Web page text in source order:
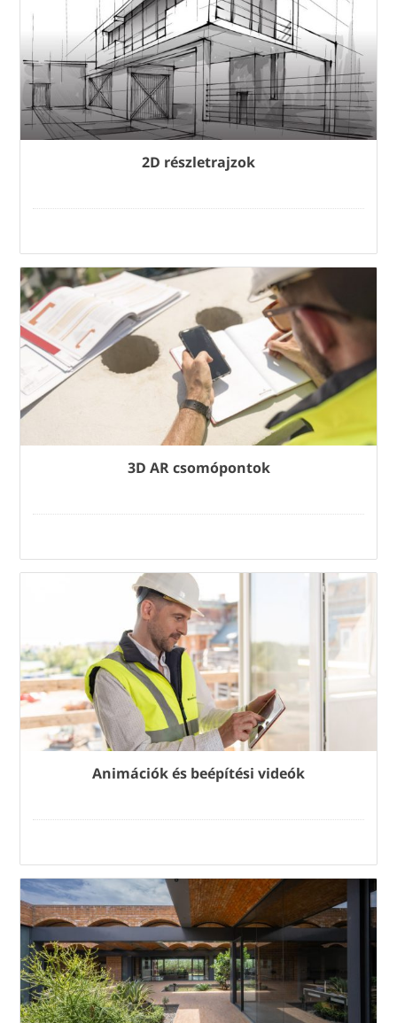
2D részletrajzok
3D AR csomópontok
Animációk és beépítési videók